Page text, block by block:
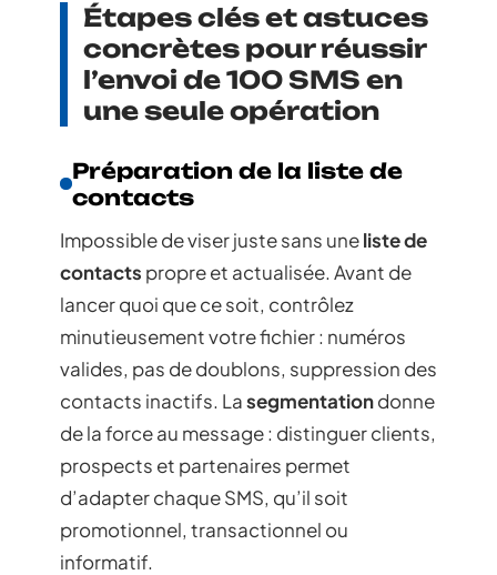
Étapes clés et astuces
concrètes pour réussir
l’envoi de 100 SMS en
une seule opération
Préparation de la liste de
contacts
Impossible de viser juste sans uneliste de
contacts propre et actualisée. Avant de
lancer quoi que ce soit, contrôlez
minutieusement votre fichier : numéros
valides, pas de doublons, suppression des
contacts inactifs. Lasegmentationdonne
de la force au message : distinguer clients,
prospects et partenaires permet
d’adapter chaque SMS, qu’il soit
promotionnel, transactionnel ou
informatif.